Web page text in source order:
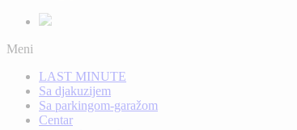
Meni
LAST MINUTE
Sa djakuzijem
Sa parkingom-garažom
Centar